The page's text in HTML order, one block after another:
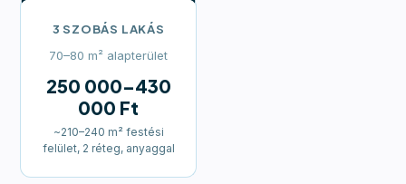
3 SZOBÁS LAKÁS
70–80 m² alapterület
250 000–430
000 Ft
~210–240 m² festési
felület, 2 réteg, anyaggal